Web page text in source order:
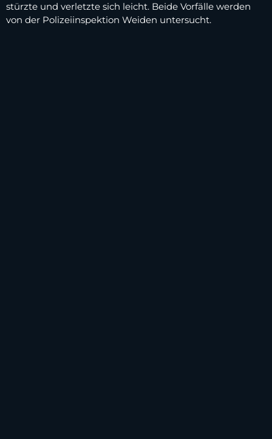
stürzte und verletzte sich leicht. Beide Vorfälle werden
von der Polizeiinspektion Weiden untersucht.